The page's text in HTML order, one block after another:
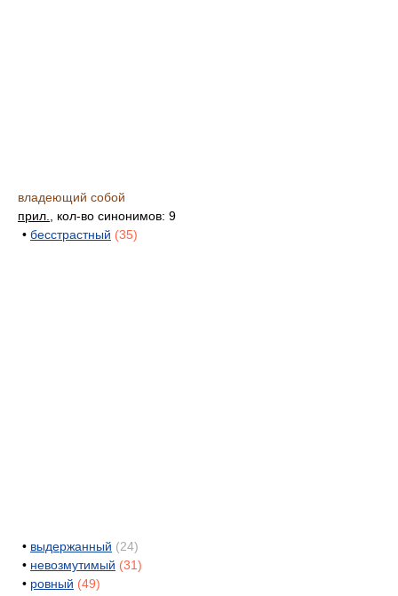
владеющий собой
прил.
, кол-во синонимов: 9
• бесстрастный (35)
• выдержанный (24)
• невозмутимый (31)
• ровный (49)